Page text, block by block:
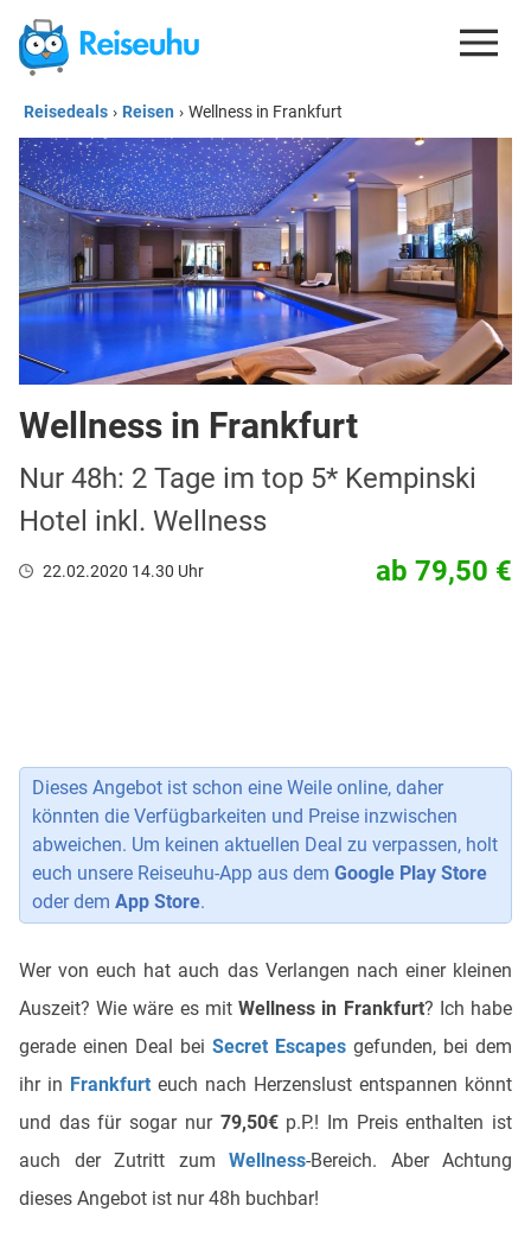
REISEDEALS
GUTSCHEINE
KREDITKARTEN
ESIM
REISEBLOG
Reisedeals › Reisen › Wellness in Frankfurt
Wellness in Frankfurt
Nur 48h: 2 Tage im top 5* Kempinski
Hotel inkl. Wellness
22.02.2020 14.30 Uhr ab 79,50 €
Dieses Angebot ist schon eine Weile online, daher
könnten die Verfügbarkeiten und Preise inzwischen
abweichen. Um keinen aktuellen Deal zu verpassen, holt
euch unsere Reiseuhu-App aus dem Google Play Store
oder dem App Store.
Wer von euch hat auch das Verlangen nach einer kleinen
Auszeit? Wie wäre es mitWellness in Frankfurt? Ich habe
gerade einen Deal bei Secret Escapes gefunden, bei dem
ihr in Frankfurt euch nach Herzenslust entspannen könnt
und das für sogar nur 79,50€p.P.! Im Preis enthalten ist
auch der Zutritt zum Wellness-Bereich. Aber Achtung
dieses Angebot ist nur 48h buchbar!